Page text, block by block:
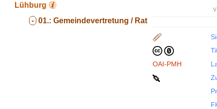
Lühburg
- 01.: Gemeindevertretung / Rat
∨
OAI-PMH